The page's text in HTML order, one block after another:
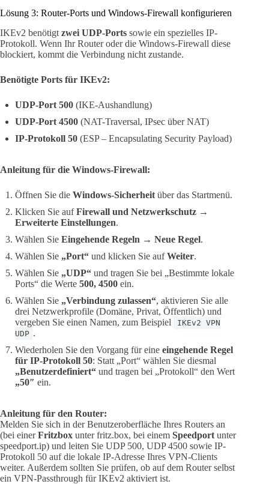
Lösung 3: Router-Ports und Windows-Firewall konfigurieren
IKEv2 benötigt zwei UDP-Ports sowie ein spezielles IP-
Protokoll. Wenn Ihr Router oder die Windows-Firewall diese
blockiert, kommt die Verbindung nicht zustande.
Benötigte Ports für IKEv2:
UDP-Port 500 (IKE-Aushandlung)
UDP-Port 4500 (NAT-Traversal, IPsec über NAT)
IP-Protokoll 50 (ESP – Encapsulating Security Payload)
Anleitung für die Windows-Firewall:
Öffnen Sie die Windows-Sicherheit über das Startmenü.
Klicken Sie aufFirewall und Netzwerkschutz →
Erweiterte Einstellungen.
Wählen Sie Eingehende Regeln → Neue Regel.
Wählen Sie „Port“ und klicken Sie aufWeiter.
Wählen Sie „UDP“ und tragen Sie bei „Bestimmte lokale
Ports“ die Werte 500, 4500 ein.
Wählen Sie „Verbindung zulassen“, aktivieren Sie alle
drei Netzwerkprofile (Domäne, Privat, Öffentlich) und
vergeben Sie einen Namen, zum Beispiel
IKEv2 VPN
UDP .
Wiederholen Sie den Vorgang für eine eingehende Regel
für IP-Protokoll 50: Statt „Port“ wählen Sie diesmal
„Benutzerdefiniert“ und tragen bei „Protokoll“ den Wert
„50″ ein.
Anleitung für den Router:
Melden Sie sich in der Benutzeroberfläche Ihres Routers an
(bei einerFritzbox unter fritz.box, bei einem Speedport unter
speedport.ip) und leiten Sie UDP 500, UDP 4500 sowie IP-
Protokoll 50 auf die lokale IP-Adresse Ihres VPN-Clients
weiter. Außerdem sollten Sie prüfen, ob auf dem Router selbst
ein VPN-Passthrough für IKEv2 aktiviert ist.